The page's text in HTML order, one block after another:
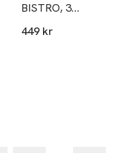
BISTRO, 3
delar
449 kr